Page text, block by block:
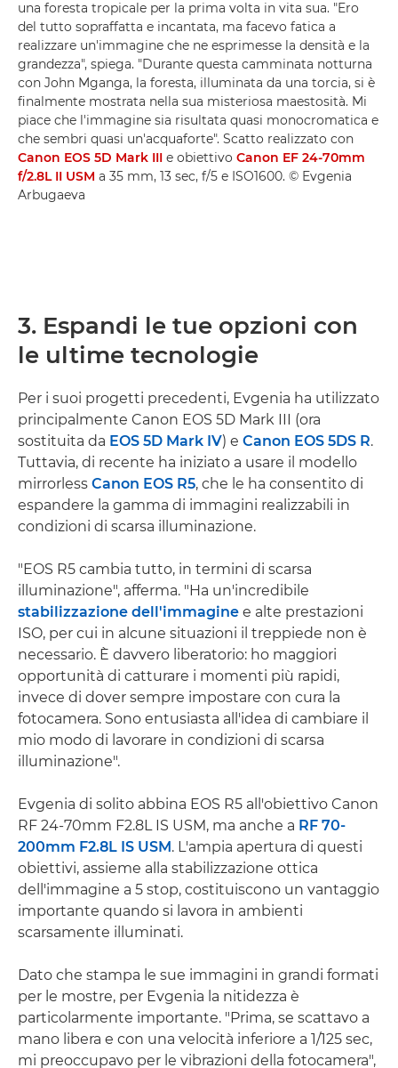
una foresta tropicale per la prima volta in vita sua. "Ero
del tutto sopraffatta e incantata, ma facevo fatica a
realizzare un'immagine che ne esprimesse la densità e la
grandezza", spiega. "Durante questa camminata notturna
con John Mganga, la foresta, illuminata da una torcia, si è
finalmente mostrata nella sua misteriosa maestosità. Mi
piace che l'immagine sia risultata quasi monocromatica e
che sembri quasi un'acquaforte". Scatto realizzato con
Canon EOS 5D Mark III e obiettivo Canon EF 24-70mm
f/2.8L II USM a 35 mm, 13 sec, f/5 e ISO1600. © Evgenia
Arbugaeva
3. Espandi le tue opzioni con
le ultime tecnologie
Per i suoi progetti precedenti, Evgenia ha utilizzato
principalmente Canon EOS 5D Mark III (ora
sostituita da EOS 5D Mark IV) e Canon EOS 5DS R.
Tuttavia, di recente ha iniziato a usare il modello
mirrorless Canon EOS R5, che le ha consentito di
espandere la gamma di immagini realizzabili in
condizioni di scarsa illuminazione.
"EOS R5 cambia tutto, in termini di scarsa
illuminazione", afferma. "Ha un'incredibile
stabilizzazione dell'immagine e alte prestazioni
ISO, per cui in alcune situazioni il treppiede non è
necessario. È davvero liberatorio: ho maggiori
opportunità di catturare i momenti più rapidi,
invece di dover sempre impostare con cura la
fotocamera. Sono entusiasta all'idea di cambiare il
mio modo di lavorare in condizioni di scarsa
illuminazione".
Evgenia di solito abbina EOS R5 all'obiettivo Canon
RF 24-70mm F2.8L IS USM, ma anche a RF 70-
200mm F2.8L IS USM . L'ampia apertura di questi
obiettivi, assieme alla stabilizzazione ottica
dell'immagine a 5 stop, costituiscono un vantaggio
importante quando si lavora in ambienti
scarsamente illuminati.
Dato che stampa le sue immagini in grandi formati
per le mostre, per Evgenia la nitidezza è
particolarmente importante. "Prima, se scattavo a
mano libera e con una velocità inferiore a 1/125 sec,
mi preoccupavo per le vibrazioni della fotocamera",